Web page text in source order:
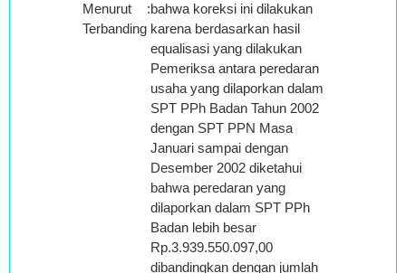
Menurut
Terbanding
:bahwa koreksi ini dilakukan
karena berdasarkan hasil
equalisasi yang dilakukan
Pemeriksa antara peredaran
usaha yang dilaporkan dalam
SPT PPh Badan Tahun 2002
dengan SPT PPN Masa
Januari sampai dengan
Desember 2002 diketahui
bahwa peredaran yang
dilaporkan dalam SPT PPh
Badan lebih besar
Rp.3.939.550.097,00
dibandingkan dengan jumlah